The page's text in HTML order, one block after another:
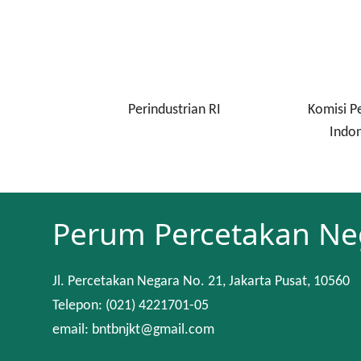
Perindustrian RI
Komisi
Perum Percetakan
Jl. Percetakan Negara No. 21, Jakarta Pusat, 10560
Telepon: (021) 4221701-05
email: bntbnjkt@gmail.com